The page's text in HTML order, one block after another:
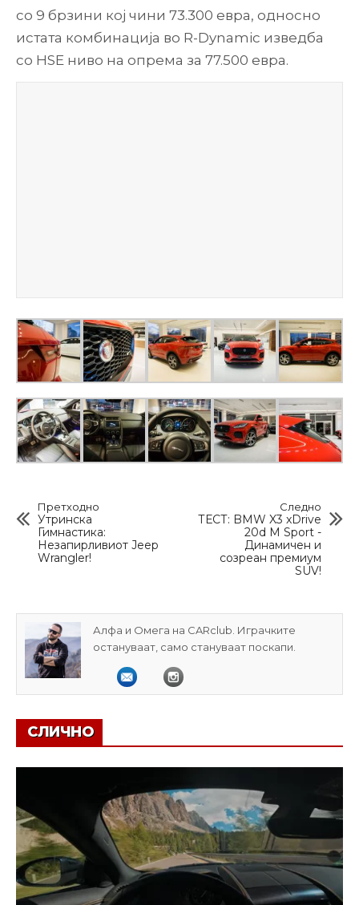
со 9 брзини кој чини 73.300 евра, односно
истата комбинација во R-Dynamic изведба
со HSE ниво на опрема за 77.500 евра.
Претходно
Утринска
Гимнастика:
Незапирливиот Jeep
Wrangler!
Следно
ТЕСТ: BMW X3 xDrive
20d M Sport -
Динамичен и
созреан премиум
SUV!
Алфа и Омега на CARclub. Играчките
остануваат, само стануваат поскапи.
СЛИЧНО